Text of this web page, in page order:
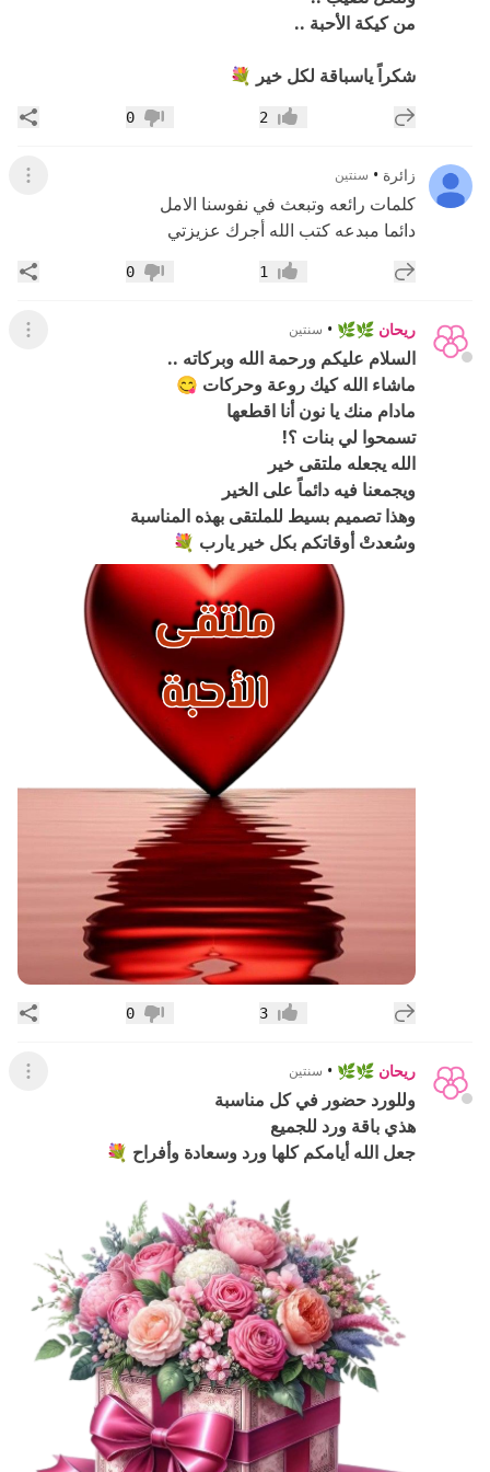
من كيكة الأحبة ..
شكراً ياسباقة لكل خير 💐
إضافة رد جديد إعجاب2 عدم إعجاب
0
زائرة • سنتين عرض
كلمات رائعه وتبعث في نفوسنا الامل
دائما مبدعه كتب الله أجرك عزيزتي
إضافة رد جديد إعجاب1 عدم إعجاب
0
ريحان 🌿🌿 • سنتين عرض
السلام عليكم ورحمة الله وبركاته ..
ماشاء الله كيك روعة وحركات 😋
مادام منك يا نون أنا اقطعها
تسمحوا لي بنات ؟!
الله يجعله ملتقى خير
ويجمعنا فيه دائماً على الخير
وهذا تصميم بسيط للملتقى بهذه المناسبة
وسُعدتْ أوقاتكم بكل خير يارب 💐
إضافة رد جديد إعجاب3 عدم إعجاب
0
ريحان 🌿🌿 • سنتين عرض
وللورد حضور في كل مناسبة
هذي باقة ورد للجميع
جعل الله أيامكم كلها ورد وسعادة وأفراح 💐